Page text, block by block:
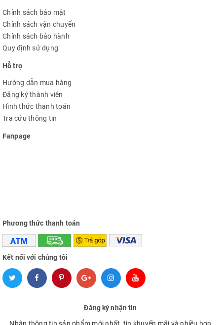
Chính sách bảo mật
Chính sách vận chuyển
Chính sách bảo hành
Quy định sử dụng
Hỗ trợ
Hướng dẫn mua hàng
Đăng ký thành viên
Hình thức thanh toán
Tra cứu thông tin
Fanpage
Phương thức thanh toán
Kết nối với chúng tôi
Đăng ký nhận tin